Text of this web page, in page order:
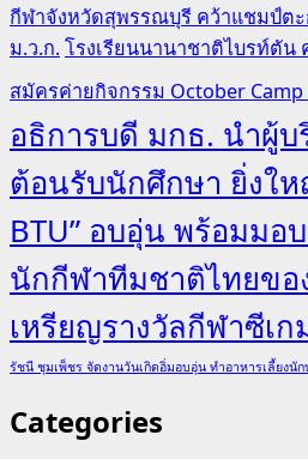
กีฬาจังหวัดสุพรรณบุรี คว้าแชมป์ต
ม.ว.ก.โรงเรียนนานาชาติไบรท์ตัน
สมัครค่ายกิจกรรม October Camp
อธิการบดี มกธ. นำผู้
ต้อนรับนักศึกษา ยิ่งใ
BTU” อบอุ่น พร้อมมอ
นักกีฬาทีมชาติไทยขอ
เหรียญรางวัลกีฬาซีเ
รัชนี ชุมเพ็ชร จัดงานวันเกิดอิ่มอบอุ่น ทำอาหารเลี้ยง
Categories